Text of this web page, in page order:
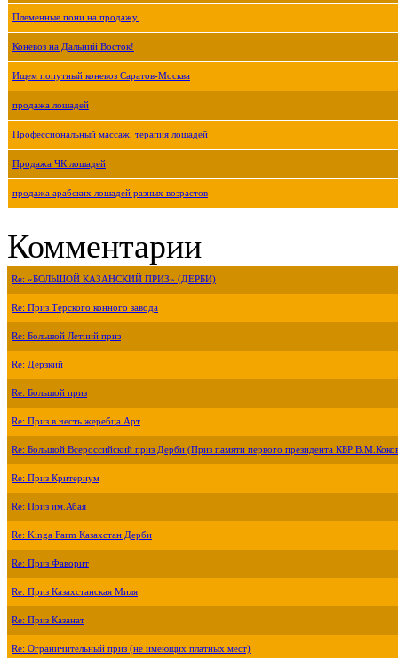
Племенные пони на продажу.
Коневоз на Дальний Восток!
Ищем попутный коневоз Саратов-Москва
продажа лошадей
Профессиональный массаж, терапия лошадей
Продажа ЧК лошадей
продажа арабских лошадей разных возрастов
Комментарии
Re: «БОЛЬШОЙ КАЗАНСКИЙ ПРИЗ» (ДЕРБИ)
Re: Приз Терского конного завода
Re: Большой Летний приз
Re: Дерзкий
Re: Большой приз
Re: Приз в честь жеребца Арт
Re: Большой Всероссийский приз Дерби (Приз памяти первого президента КБР
Re: Приз Критериум
Re: Приз им.Абая
Re: Kinga Farm Казахстан Дерби
Re: Приз Фаворит
Re: Приз Казахстанская Миля
Re: Приз Казанат
Re: Ограничительный приз (не имеющих платных мест)